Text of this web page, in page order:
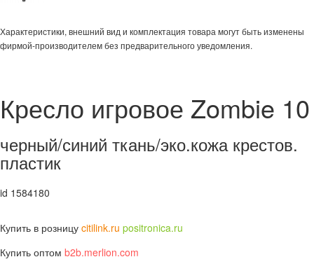
Характеристики, внешний вид и комплектация товара могут быть изменены
фирмой-производителем без предварительного уведомления.
Кресло игровое Zombie 10
черный/синий ткань/эко.кожа крестов.
пластик
id 1584180
Купить в розницу citilink.ru positronica.ru
Купить оптом b2b.merlion.com